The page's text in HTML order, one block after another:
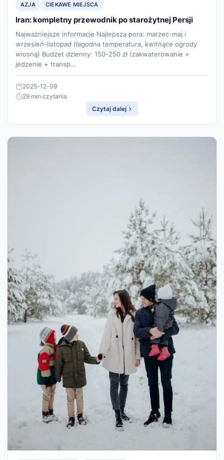
AZJA CIEKAWE MIEJSCA
Iran: kompletny przewodnik po starożytnej Persji
Najważniejsze informacje Najlepsza pora: marzec-maj i
wrzesień-listopad (łagodna temperatura, kwitnące ogrody
wiosną) Budżet dzienny: 150-250 zł (zakwaterowanie +
jedzenie + transp…
2025-12-09
29 min czytania
Czytaj dalej